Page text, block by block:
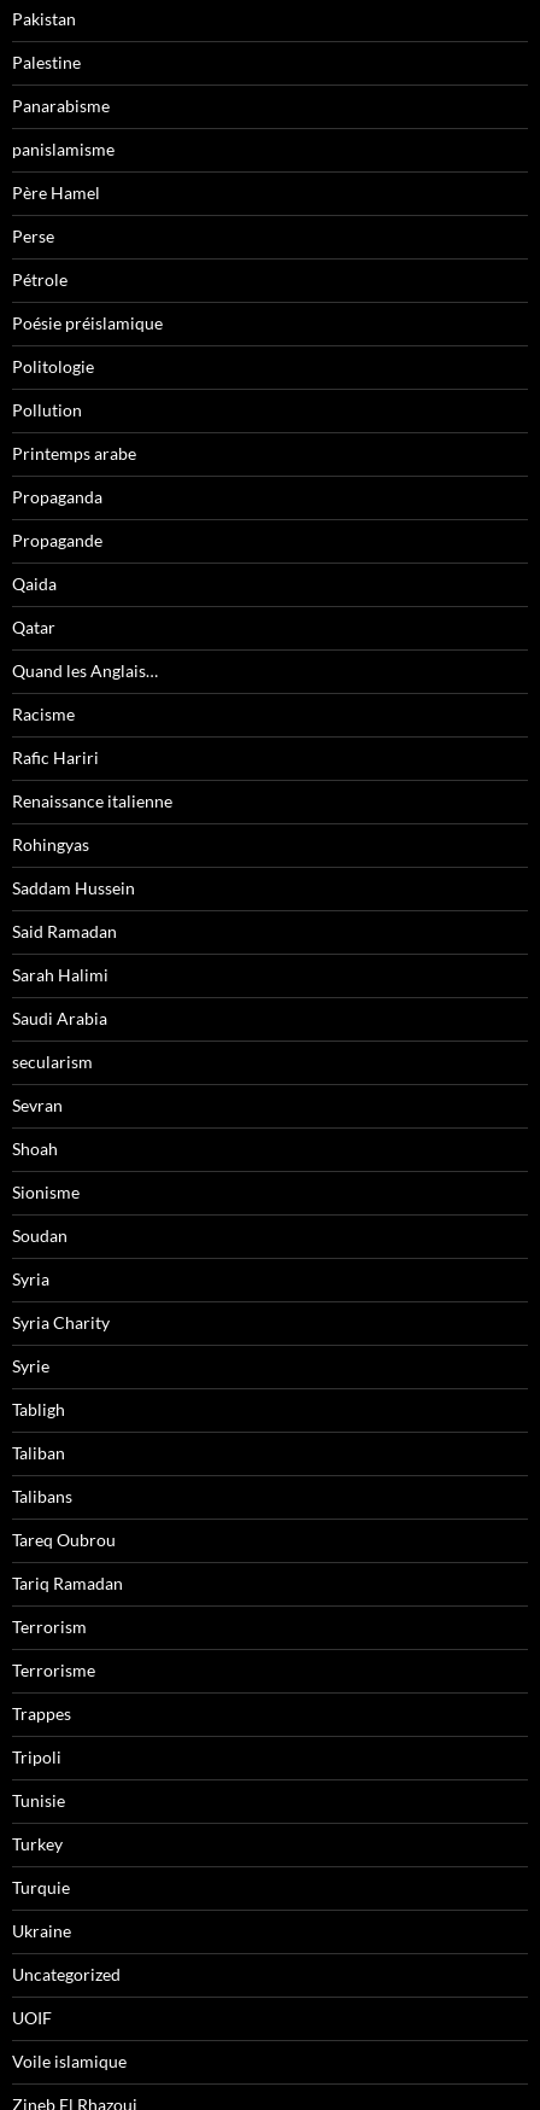
Pakistan
Palestine
Panarabisme
panislamisme
Père Hamel
Perse
Pétrole
Poésie préislamique
Politologie
Pollution
Printemps arabe
Propaganda
Propagande
Qaida
Qatar
Quand les Anglais…
Racisme
Rafic Hariri
Renaissance italienne
Rohingyas
Saddam Hussein
Said Ramadan
Sarah Halimi
Saudi Arabia
secularism
Sevran
Shoah
Sionisme
Soudan
Syria
Syria Charity
Syrie
Tabligh
Taliban
Talibans
Tareq Oubrou
Tariq Ramadan
Terrorism
Terrorisme
Trappes
Tripoli
Tunisie
Turkey
Turquie
Ukraine
Uncategorized
UOIF
Voile islamique
Zineb El Rhazoui